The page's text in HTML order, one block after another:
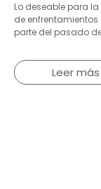
Lo deseable para
de
parte del pasado
Leer más